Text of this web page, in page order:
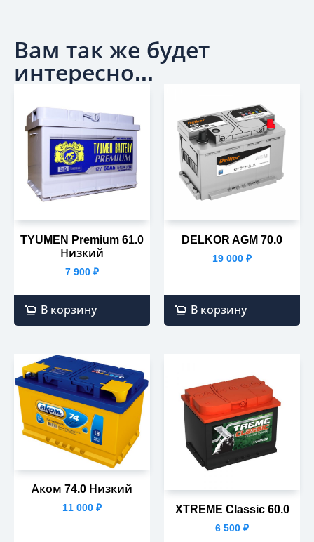
Вам так же будет
интересно...
TYUMEN Premium 61.0
Низкий
7 900 ₽
В корзину
DELKOR AGM 70.0
19 000 ₽
В корзину
Аком 74.0 Низкий
11 000 ₽ XTREME Classic 60.0
6 500 ₽